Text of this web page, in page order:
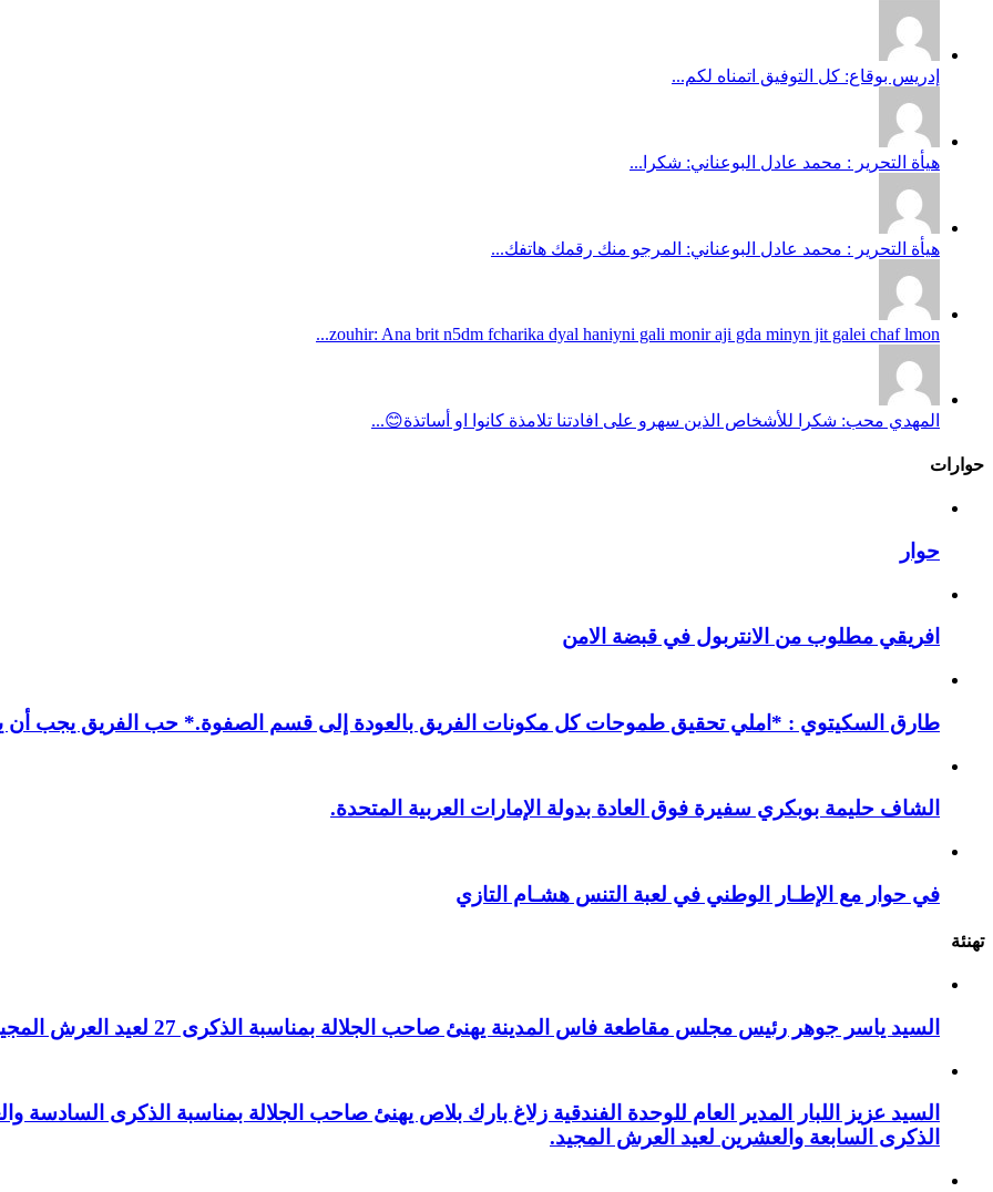
إدريس بوقاع: كل التوفيق اتمناه لكم...
هيأة التحرير : محمد عادل البوعناني: شكرا...
هيأة التحرير : محمد عادل البوعناني: المرجو منك رقمك هاتفك...
zouhir: Ana brit n5dm fcharika dyal haniyni gali monir aji gda minyn jit galei chaf lmon...
المهدي محب: شكرا للأشخاص الذين سهرو على افادتنا تلامذة كانوا او أساتذة😊...
حوارات
حوار
افريقي مطلوب من الانتربول في قبضة الامن
طارق السكيتوي : *املي تحقيق طموحات كل مكونات الفريق بالعودة إلى قسم الصفوة.* حب الفريق يجب أن
الشاف حليمة بوبكري سفيرة فوق العادة بدولة الإمارات العربية المتحدة.
في حوار مع الإطـار الوطني في لعبة التنس هشـام التازي
تهنئة
السيد ياسر جوهر رئيس مجلس مقاطعة فاس المدينة يهنئ صاحب الجلالة بمناسبة الذكرى 27 لعيد العرش المجيد.
السيد عزيز اللبار المدير العام للوحدة الفندقية زلاغ بارك بلاص يهنئ صاحب الجلالة بمناسبة الذكرى
الذكرى السابعة والعشرين لعيد العرش المجيد.